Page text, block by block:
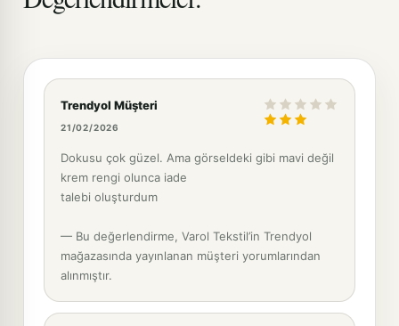
Trendyol Müşteri
21/02/2026
Dokusu çok güzel. Ama görseldeki gibi mavi değil
krem rengi olunca iade
talebi oluşturdum
— Bu değerlendirme, Varol Tekstil’in Trendyol
mağazasında yayınlanan müşteri yorumlarından
alınmıştır.